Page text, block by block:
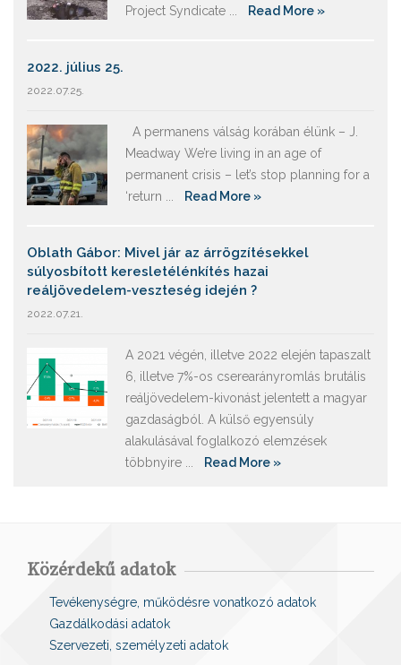
Project Syndicate ...
Read More »
2022. július 25.
2022.07.25.
A permanens válság korában élünk – J.
Meadway We’re living in an age of
permanent crisis – let’s stop planning for a
‘return ...
Read More »
Oblath Gábor: Mivel jár az árrögzítésekkel
súlyosbított keresletélénkítés hazai
reáljövedelem-veszteség idején ?
2022.07.21.
A 2021 végén, illetve 2022 elején tapaszalt
6, illetve 7%-os cserearányromlás brutális
reáljövedelem-kivonást jelentett a magyar
gazdaságból. A külső egyensúly
alakulásával foglalkozó elemzések
többnyire ...
Read More »
Közérdekű adatok
Tevékenységre, működésre vonatkozó adatok
Gazdálkodási adatok
Szervezeti, személyzeti adatok